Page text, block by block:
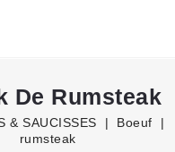
De Rumsteak
& SAUCISSES Boeuf
rumsteak